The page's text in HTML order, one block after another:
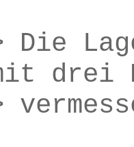
Die
drei